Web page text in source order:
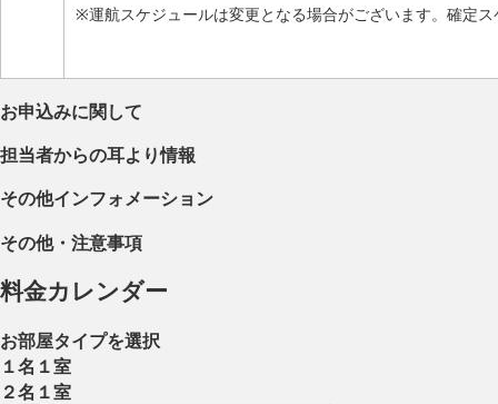
※運航スケジュールは変更となる場合がございます。確定
お申込みに関して
担当者からの耳より情報
その他インフォメーション
その他・注意事項
料金カレンダー
お部屋タイプを選択
１名１室
２名１室